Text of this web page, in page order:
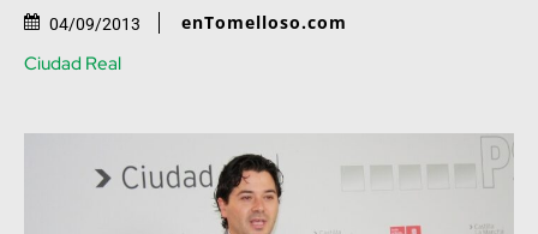
04/09/2013 enTomelloso.com
Ciudad Real